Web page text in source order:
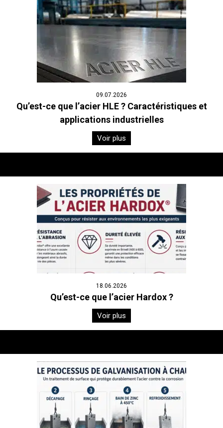
09.07.2026
Qu’est-ce que l’acier HLE ? Caractéristiques et
applications industrielles
Voir plus
18.06.2026
Qu’est-ce que l’acier Hardox ?
Voir plus